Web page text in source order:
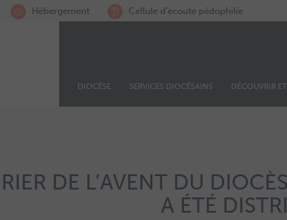
Hébergement Cellule d’écoute pédophilie
DIOCÈSE SERVICES DIOCÉSAINS DÉCOUVRIR
DE L’AVENT DU
A ÉTÉ